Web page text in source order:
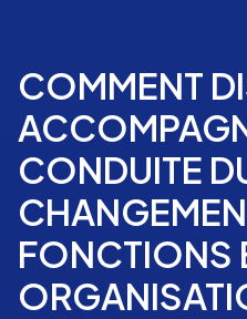
COMMENT
CONDUITE
FONCTIONS